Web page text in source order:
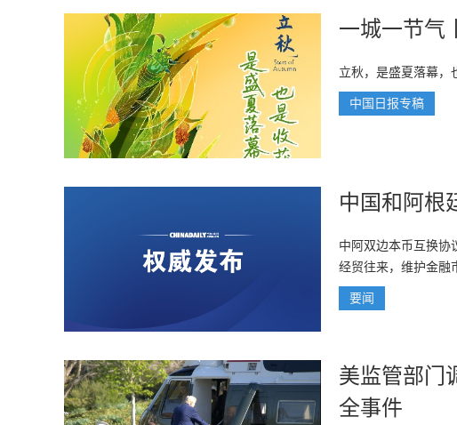
一城一节气
立秋，是盛夏落幕，
中国日报专稿
中国和阿根
中阿双边本币互换协
经贸往来，维护金融
要闻
美监管部门
全事件